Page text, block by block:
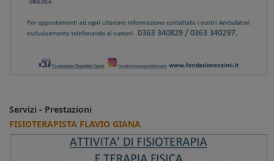
Servizi - Prestazioni
FISIOTERAPISTA FLAVIO GIANA